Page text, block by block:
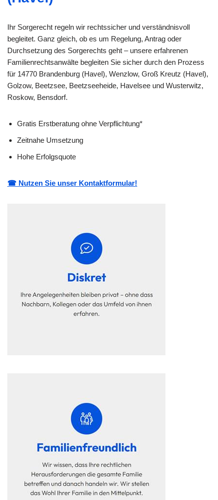
Ihr Sorgerecht regeln wir rechtssicher und verständnisvoll
begleitet. Ganz gleich, ob es um Regelung, Antrag oder
Durchsetzung des Sorgerechts geht – unsere erfahrenen
Familienrechtsanwälte begleiten Sie sicher durch den Prozess
für 14770 Brandenburg (Havel), Wenzlow, Groß Kreutz (Havel),
Golzow, Beetzsee, Beetzseeheide, Havelsee und Wusterwitz,
Roskow, Bensdorf.
Gratis Erstberatung ohne Verpflichtung*
Zeitnahe Umsetzung
Hohe Erfolgsquote
☎ Nutzen Sie unser Kontaktformular!